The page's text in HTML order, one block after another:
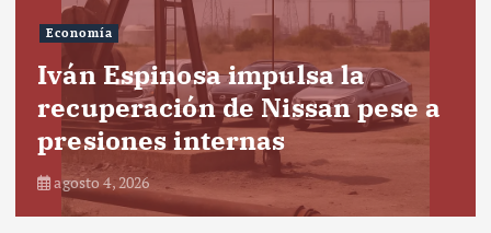
Economía
Iván Espinosa impulsa la
recuperación de Nissan pese a
presiones internas
agosto 4, 2026